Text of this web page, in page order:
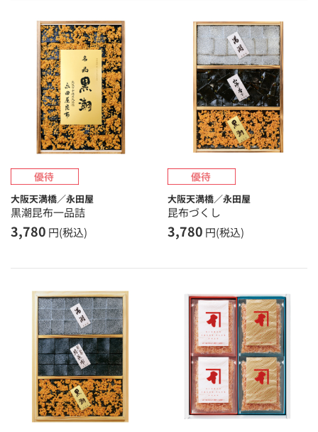
大阪天満橋／永田屋
黒潮昆布一品詰
3,780 円(税込)
大阪天満橋／永田屋
昆布づくし
3,780 円(税込)